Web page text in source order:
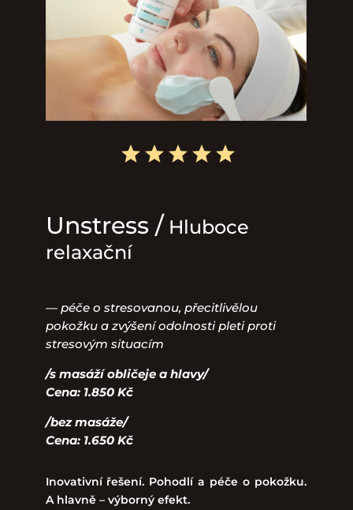
Unstress / Hluboce
relaxační
— péče o stresovanou, přecitlivělou
pokožku a zvýšení odolnosti pleti proti
stresovým situacím
/s masáží obličeje a hlavy/
Cena: 1.850 Kč
/bez masáže/
Cena: 1.650 Kč
Inovativní řešení. Pohodlí a péče o pokožku.
A hlavně – výborný efekt.